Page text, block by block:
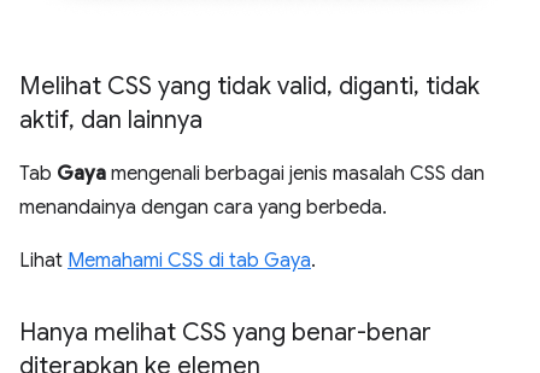
Melihat CSS yang tidak valid, diganti, tidak
aktif, dan lainnya
Tab Gaya mengenali berbagai jenis masalah CSS dan
menandainya dengan cara yang berbeda.
Lihat Memahami CSS di tab Gaya.
Hanya melihat CSS yang benar-benar
diterapkan ke elemen